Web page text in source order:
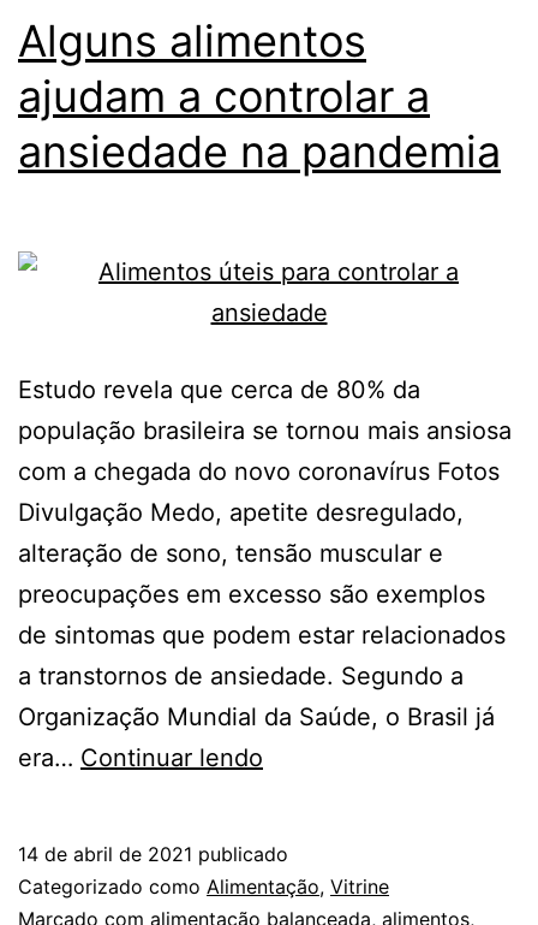
Alguns alimentos
ajudam a controlar a
ansiedade na pandemia
Estudo revela que cerca de 80% da
população brasileira se tornou mais ansiosa
com a chegada do novo coronavírus Fotos
Divulgação Medo, apetite desregulado,
alteração de sono, tensão muscular e
preocupações em excesso são exemplos
de sintomas que podem estar relacionados
a transtornos de ansiedade. Segundo a
Organização Mundial da Saúde, o Brasil já
era… Continuar lendo
a
14 de abril de 2021 publicado
Categorizado como Alimentação, Vitrine
Marcado com alimentação balanceada, alimentos,